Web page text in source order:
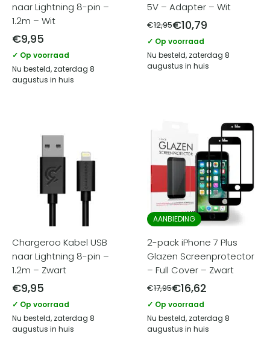
naar Lightning 8-pin –
1.2m – Wit
€9,95
✓ Op voorraad
Nu besteld, zaterdag 8
augustus in huis
5V – Adapter – Wit
€12,95€10,79
✓ Op voorraad
Nu besteld, zaterdag 8
augustus in huis
Chargeroo Kabel USB
naar Lightning 8-pin –
1.2m – Zwart
€9,95
✓ Op voorraad
Nu besteld, zaterdag 8
augustus in huis
AANBIEDING
2-pack iPhone 7 Plus
Glazen Screenprotector
– Full Cover – Zwart
€17,95€16,62
✓ Op voorraad
Nu besteld, zaterdag 8
augustus in huis